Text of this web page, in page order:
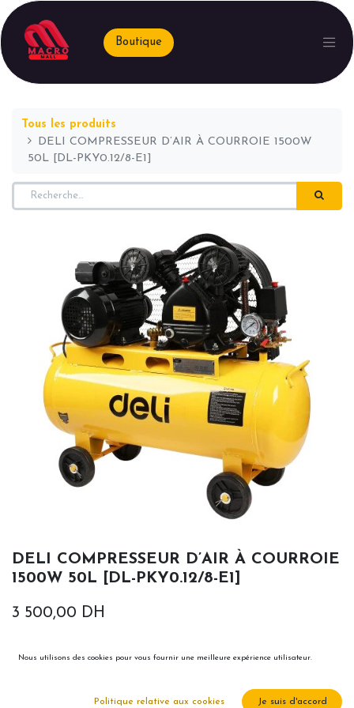
Boutique
Tous les produits
DELI COMPRESSEUR D’AIR À COURROIE 1500W
50L [DL-PKY0.12/8-E1]
DELI COMPRESSEUR D’AIR À COURROIE
1500W 50L [DL-PKY0.12/8-E1]
3 500,00 DH
Nous utilisons des cookies pour vous fournir une meilleure expérience utilisateur.
Politique relative aux cookies Je suis d'accord